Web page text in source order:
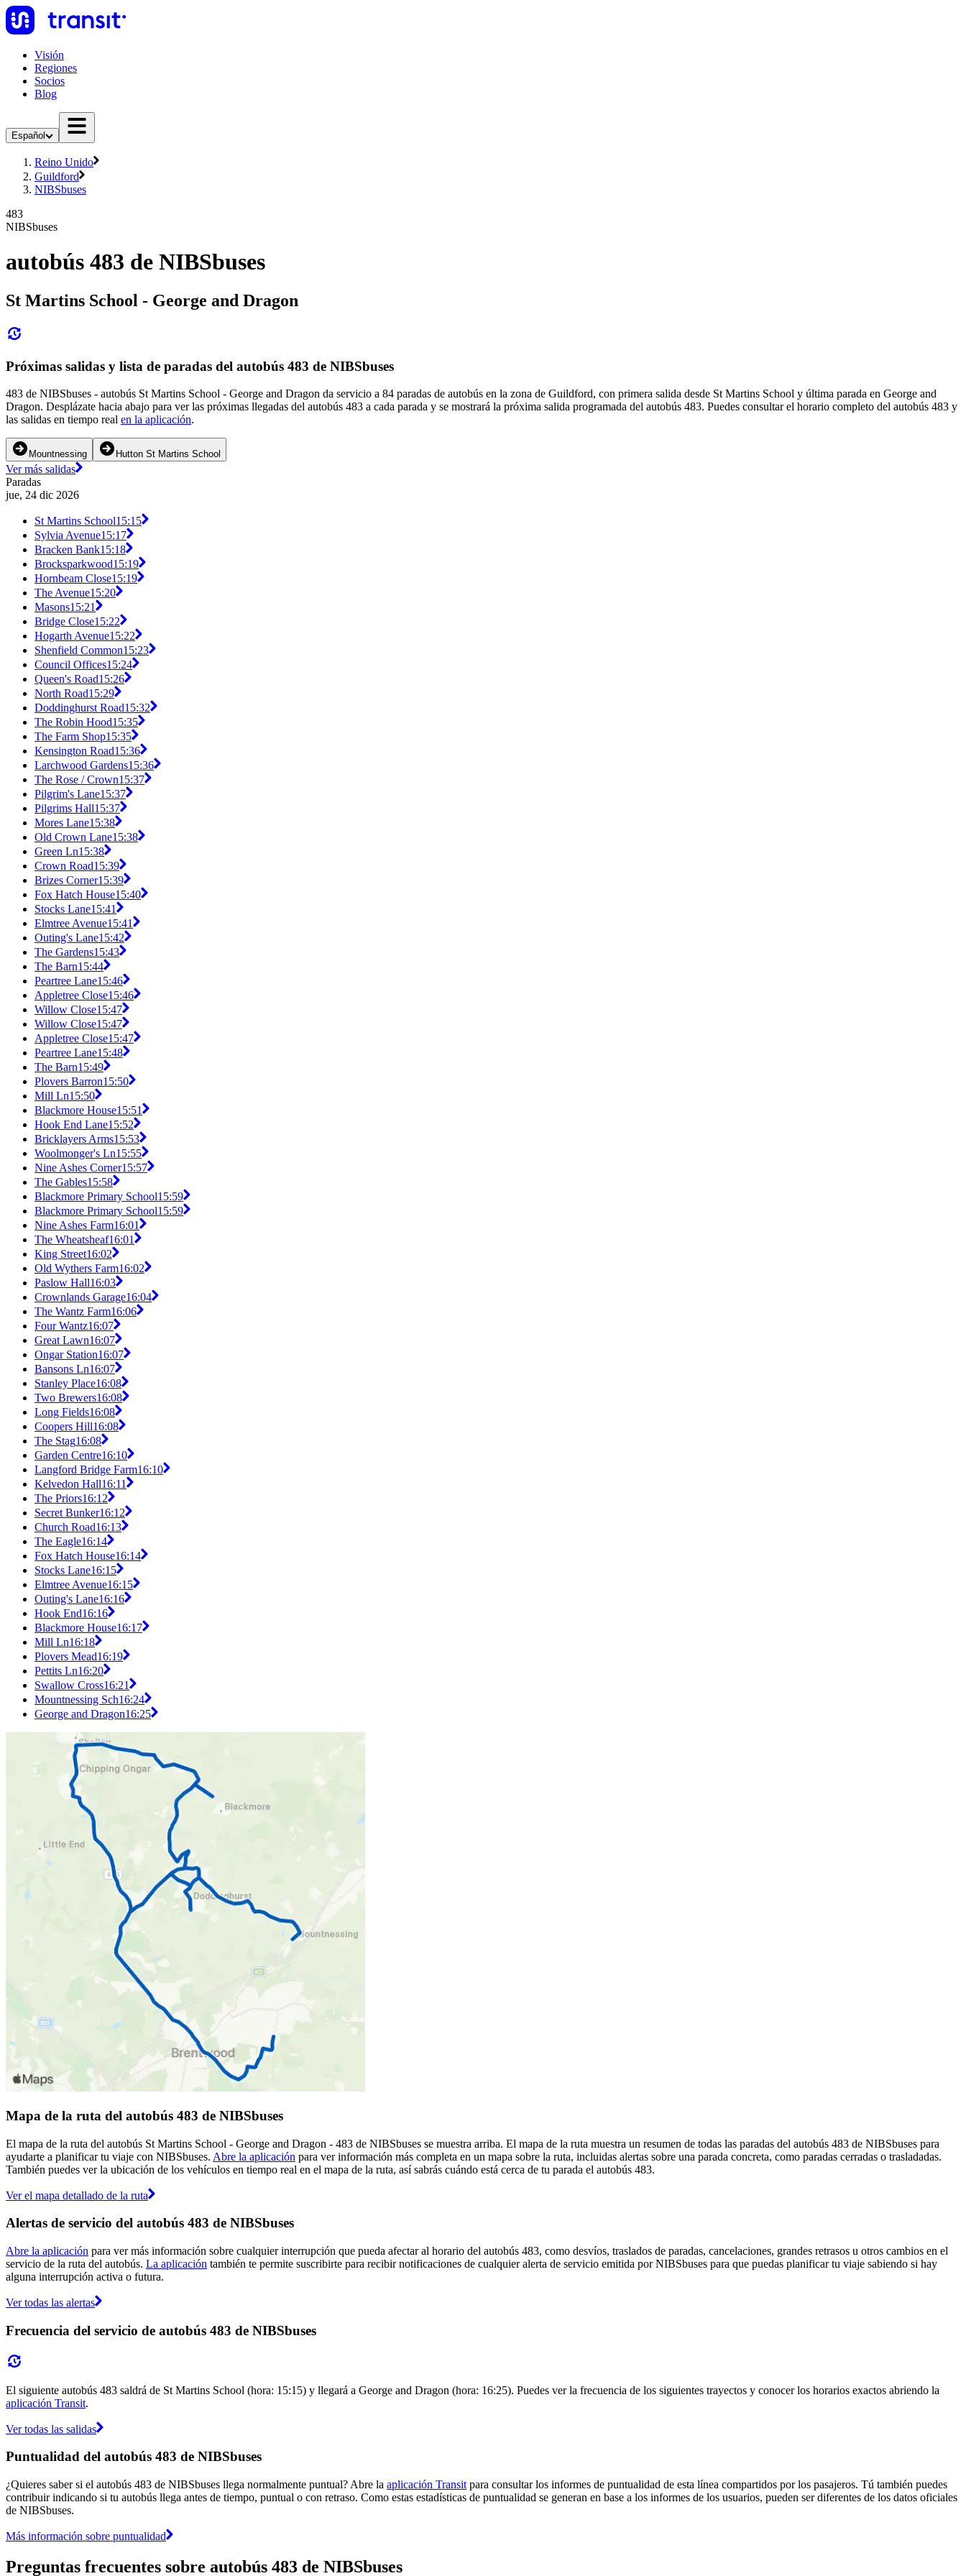
Visión
Regiones
Socios
Blog
Español
Reino Unido
Guildford
NIBSbuses
483
NIBSbuses
autobús 483 de NIBSbuses
St Martins School - George and Dragon
Próximas salidas y lista de paradas del autobús 483 de NIBSbuses
483 de NIBSbuses - autobús St Martins School - George and Dragon da servicio a 84 paradas de autobús en la zona de Guildford, con primera salida desde St Martins School y última parada en George and
Dragon. Desplázate hacia abajo para ver las próximas llegadas del autobús 483 a cada parada y se mostrará la próxima salida programada del autobús 483. Puedes consultar el horario completo del autobús 483 y
las salidas en tiempo real en la aplicación.
Mountnessing Hutton St Martins School
Ver más salidas
Paradas
jue, 24 dic 2026
St Martins School15:15
Sylvia Avenue15:17
Bracken Bank15:18
Brocksparkwood15:19
Hornbeam Close15:19
The Avenue15:20
Masons15:21
Bridge Close15:22
Hogarth Avenue15:22
Shenfield Common15:23
Council Offices15:24
Queen's Road15:26
North Road15:29
Doddinghurst Road15:32
The Robin Hood15:35
The Farm Shop15:35
Kensington Road15:36
Larchwood Gardens15:36
The Rose / Crown15:37
Pilgrim's Lane15:37
Pilgrims Hall15:37
Mores Lane15:38
Old Crown Lane15:38
Green Ln15:38
Crown Road15:39
Brizes Corner15:39
Fox Hatch House15:40
Stocks Lane15:41
Elmtree Avenue15:41
Outing's Lane15:42
The Gardens15:43
The Barn15:44
Peartree Lane15:46
Appletree Close15:46
Willow Close15:47
Willow Close15:47
Appletree Close15:47
Peartree Lane15:48
The Barn15:49
Plovers Barron15:50
Mill Ln15:50
Blackmore House15:51
Hook End Lane15:52
Bricklayers Arms15:53
Woolmonger's Ln15:55
Nine Ashes Corner15:57
The Gables15:58
Blackmore Primary School15:59
Blackmore Primary School15:59
Nine Ashes Farm16:01
The Wheatsheaf16:01
King Street16:02
Old Wythers Farm16:02
Paslow Hall16:03
Crownlands Garage16:04
The Wantz Farm16:06
Four Wantz16:07
Great Lawn16:07
Ongar Station16:07
Bansons Ln16:07
Stanley Place16:08
Two Brewers16:08
Long Fields16:08
Coopers Hill16:08
The Stag16:08
Garden Centre16:10
Langford Bridge Farm16:10
Kelvedon Hall16:11
The Priors16:12
Secret Bunker16:12
Church Road16:13
The Eagle16:14
Fox Hatch House16:14
Stocks Lane16:15
Elmtree Avenue16:15
Outing's Lane16:16
Hook End16:16
Blackmore House16:17
Mill Ln16:18
Plovers Mead16:19
Pettits Ln16:20
Swallow Cross16:21
Mountnessing Sch16:24
George and Dragon16:25
Mapa de la ruta del autobús 483 de NIBSbuses
El mapa de la ruta del autobús St Martins School - George and Dragon - 483 de NIBSbuses se muestra arriba. El mapa de la ruta muestra un resumen de todas las paradas del autobús 483 de NIBSbuses para
ayudarte a planificar tu viaje con NIBSbuses. Abre la aplicación para ver información más completa en un mapa sobre la ruta, incluidas alertas sobre una parada concreta, como paradas cerradas o trasladadas.
También puedes ver la ubicación de los vehículos en tiempo real en el mapa de la ruta, así sabrás cuándo está cerca de tu parada el autobús 483.
Ver el mapa detallado de la ruta
Alertas de servicio del autobús 483 de NIBSbuses
Abre la aplicación para ver más información sobre cualquier interrupción que pueda afectar al horario del autobús 483, como desvíos, traslados de paradas, cancelaciones, grandes retrasos u otros cambios en el
servicio de la ruta del autobús. La aplicación también te permite suscribirte para recibir notificaciones de cualquier alerta de servicio emitida por NIBSbuses para que puedas planificar tu viaje sabiendo si hay
alguna interrupción activa o futura.
Ver todas las alertas
Frecuencia del servicio de autobús 483 de NIBSbuses
El siguiente autobús 483 saldrá de St Martins School (hora: 15:15) y llegará a George and Dragon (hora: 16:25). Puedes ver la frecuencia de los siguientes trayectos y conocer los horarios exactos abriendo la
aplicación Transit.
Ver todas las salidas
Puntualidad del autobús 483 de NIBSbuses
¿Quieres saber si el autobús 483 de NIBSbuses llega normalmente puntual? Abre la aplicación Transit para consultar los informes de puntualidad de esta línea compartidos por los pasajeros. Tú también puedes
contribuir indicando si tu autobús llega antes de tiempo, puntual o con retraso. Como estas estadísticas de puntualidad se generan en base a los informes de los usuarios, pueden ser diferentes de los datos oficiales
de NIBSbuses.
Más información sobre puntualidad
Preguntas frecuentes sobre autobús 483 de NIBSbuses